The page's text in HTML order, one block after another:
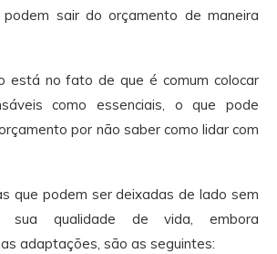
sair do orçamento de maneira
está no fato de que é comum colocar
como essenciais, o que pode
por não saber como lidar com
que podem ser deixadas de lado sem
sua qualidade de vida, embora
adaptações, são as seguintes: